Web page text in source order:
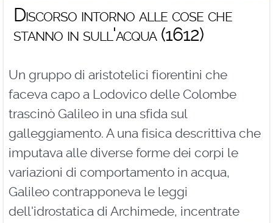
Discorso intorno alle cose che
stanno in sull'acqua (1612)
Un gruppo di aristotelici fiorentini che
faceva capo a Lodovico delle Colombe
trascinò Galileo in una sfida sul
galleggiamento. A una fisica descrittiva che
imputava alle diverse forme dei corpi le
variazioni di comportamento in acqua,
Galileo contrapponeva le leggi
dell'idrostatica di Archimede, incentrate